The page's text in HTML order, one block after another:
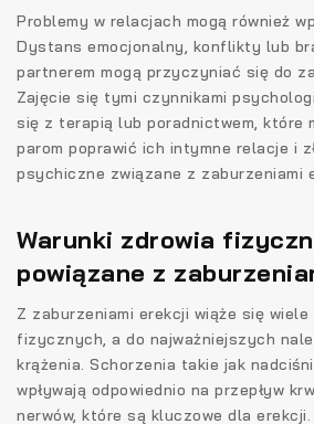
Problemy w relacjach mogą również
Dystans emocjonalny, konflikty lub
partnerem mogą przyczyniać się do
Zajęcie się tymi czynnikami
się z terapią lub poradnictwem, które
parom poprawić ich intymne relacje i
psychiczne związane z zaburzeniami
Warunki zdrowia
powiązane z
Z zaburzeniami erekcji wiąże się
fizycznych, a do najważniejszych
krążenia. Schorzenia takie jak
wpływają odpowiednio na przepływ
nerwów, które są kluczowe dla